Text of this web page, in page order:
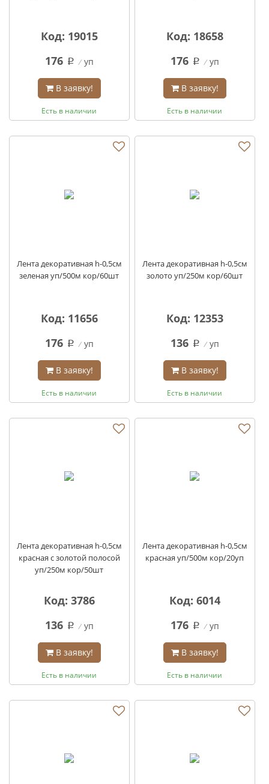
Код: 19015
176 q уп
В заявку!
Есть в наличии
Код: 18658
176 q уп
В заявку!
Есть в наличии
Лента декоративная h-0,5см
зеленая уп/500м кор/60шт
Код: 11656
176 q уп
В заявку!
Есть в наличии
Лента декоративная h-0,5см
золото уп/250м кор/60шт
Код: 12353
136 q уп
В заявку!
Есть в наличии
Лента декоративная h-0,5см
красная с золотой полосой
уп/250м кор/50шт
Код: 3786
136 q уп
В заявку!
Есть в наличии
Лента декоративная h-0,5см
красная уп/500м кор/20уп
Код: 6014
176 q уп
В заявку!
Есть в наличии